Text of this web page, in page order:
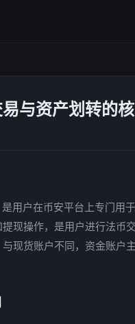
与资产划转的
用户在币安平台上专门用
现操作，是用户进行法币
现货账户不同，资金账户